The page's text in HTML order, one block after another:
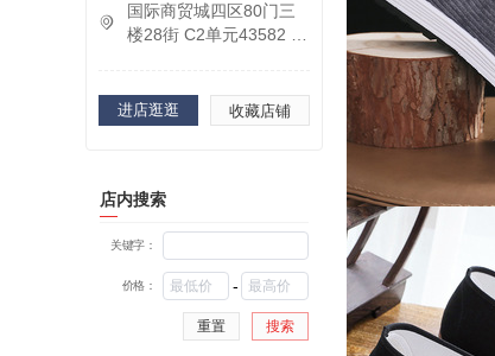
国际商贸城四区80门三
楼28街 C2单元43582 43
进店逛逛 收藏店铺
店内搜索
关键字：
价格： -
重置 搜索